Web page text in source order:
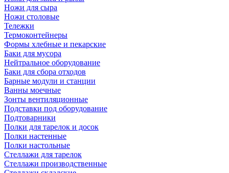
Ножи для сыра
Ножи столовые
Тележки
Термоконтейнеры
Формы хлебные и пекарские
Баки для мусора
Нейтральное оборудование
Баки для сбора отходов
Барные модули и станции
Ванны моечные
Зонты вентиляционные
Подставки под оборудование
Подтоварники
Полки для тарелок и досок
Полки настенные
Полки настольные
Стеллажи для тарелок
Стеллажи производственные